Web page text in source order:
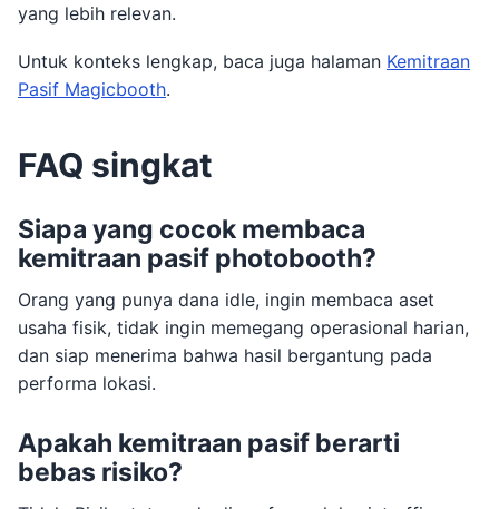
yang lebih relevan.
Untuk konteks lengkap, baca juga halaman Kemitraan
Pasif Magicbooth.
FAQ singkat
Siapa yang cocok membaca
kemitraan pasif photobooth?
Orang yang punya dana idle, ingin membaca aset
usaha fisik, tidak ingin memegang operasional harian,
dan siap menerima bahwa hasil bergantung pada
performa lokasi.
Apakah kemitraan pasif berarti
bebas risiko?